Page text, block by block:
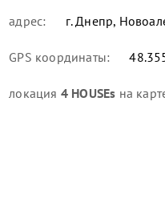
адрес: г. Днепр,
GPS координаты:
локация 4 HOUSEs на